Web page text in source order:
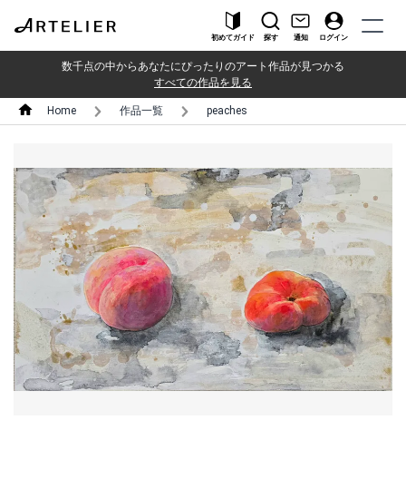
初めてガイド 探す 通知 ログイン
数千点の中からあなたにぴったりのアート作品が見つかる
すべての作品を見る
Home 作品一覧 peaches